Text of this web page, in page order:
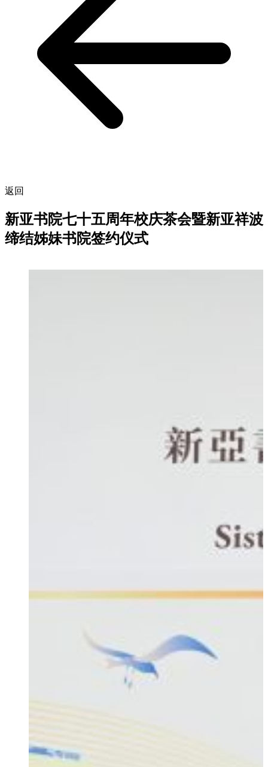
返回
新亚书院七十五周年校庆茶会暨新亚祥波
缔结姊妹书院签约仪式